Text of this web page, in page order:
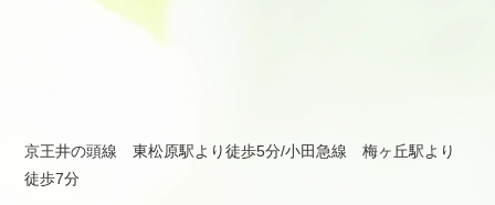
京王井の頭線 東松原駅より徒歩5分/小田急線 梅ヶ丘駅より
徒歩7分